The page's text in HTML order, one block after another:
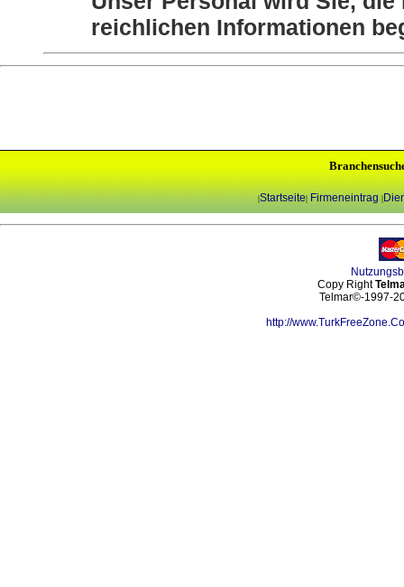
reichlichen Informationen
|Startseite| Firmeneintrag |
Copy Right
Telmar©-1997-
http://